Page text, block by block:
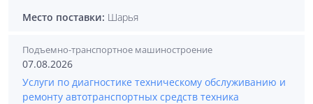
Место поставки: Шарья
Подъемно-транспортное машиностроение
07.08.2026
Услуги по диагностике техническому обслуживанию и
ремонту автотранспортных средств техника